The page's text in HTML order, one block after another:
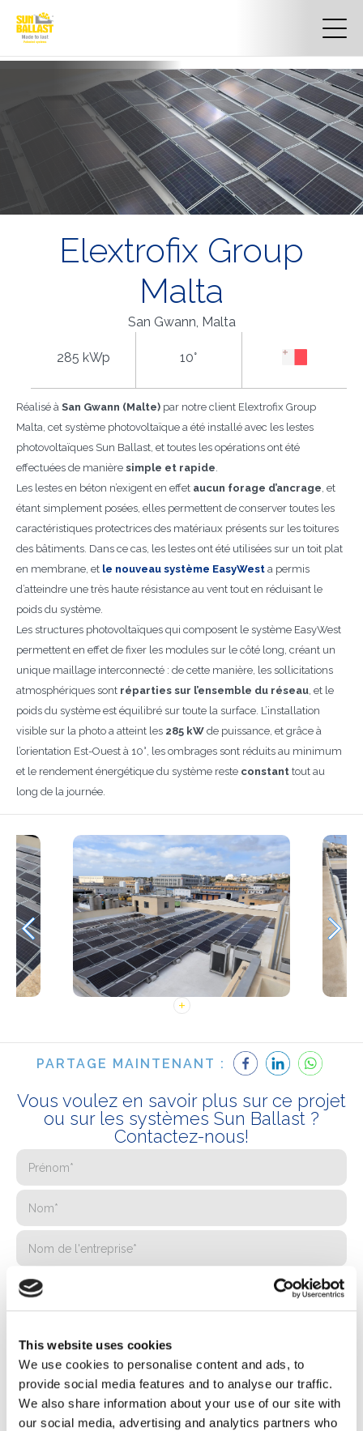
This website uses cookies
We use cookies to personalise content and ads, to
provide social media features and to analyse our traffic.
We also share information about your use of our site with
our social media, advertising and analytics partners who
Elextrofix Group
Malta
San Gwann, Malta
285 kWp 10°
Réalisé à San Gwann (Malte) par notre client Elextrofix Group
Malta, cet système photovoltaïque a été installé avec les lestes
photovoltaïques Sun Ballast, et toutes les opérations ont été
effectuées de manière simple et rapide.
Les lestes en béton n’exigent en effet aucun forage d’ancrage, et
étant simplement posées, elles permettent de conserver toutes les
caractéristiques protectrices des matériaux présents sur les toitures
des bâtiments. Dans ce cas, les lestes ont été utilisées sur un toit plat
en membrane, et le nouveau système EasyWest a permis
d’atteindre une très haute résistance au vent tout en réduisant le
poids du système.
Les structures photovoltaïques qui composent le système EasyWest
permettent en effet de fixer les modules sur le côté long, créant un
unique maillage interconnecté : de cette manière, les sollicitations
atmosphériques sont réparties sur l’ensemble du réseau, et le
poids du système est équilibré sur toute la surface. L’installation
visible sur la photo a atteint les 285 kW de puissance, et grâce à
l’orientation Est-Ouest à 10°, les ombrages sont réduits au minimum
et le rendement énergétique du système reste constant tout au
long de la journée.
PARTAGE MAINTENANT :
Vous voulez en savoir plus sur ce projet
ou sur les systèmes Sun Ballast ?
Contactez-nous!